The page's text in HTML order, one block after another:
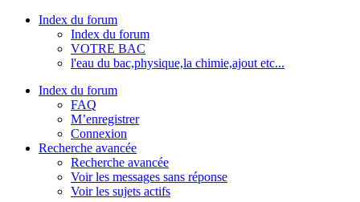
Index du forum
Index du forum
VOTRE BAC
l'eau du bac,physique,la chimie,ajout etc...
Index du forum
FAQ
M’enregistrer
Connexion
Recherche avancée
Recherche avancée
Voir les messages sans réponse
Voir les sujets actifs